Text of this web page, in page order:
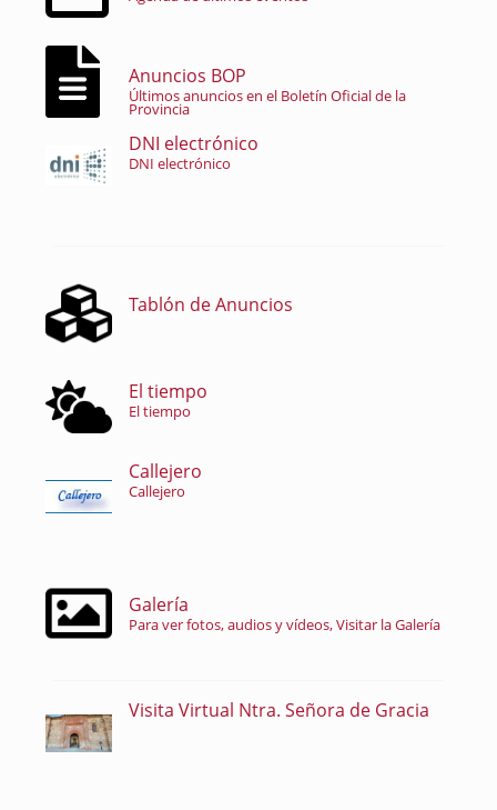
Anuncios BOP
Últimos anuncios en el Boletín Oficial de la
Provincia
DNI electrónico
DNI electrónico
Tablón de Anuncios
El tiempo
El tiempo
Callejero
Callejero
Galería
Para ver fotos, audios y vídeos, Visitar la Galería
Visita Virtual Ntra. Señora de Gracia